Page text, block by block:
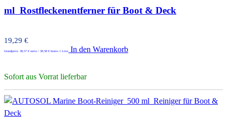
ml  Rostfleckenentferner für Boot & Deck
19,29 €
Grundpreis: 38,57 € netto / 38,58 € brutto 1 Liter In den Warenkorb
Sofort aus Vorrat lieferbar